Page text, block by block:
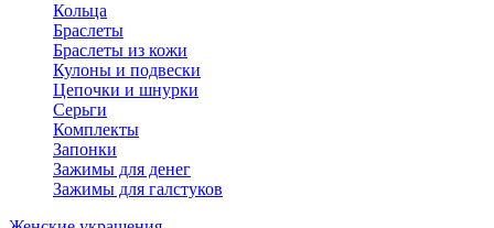
Кольца
Браслеты
Браслеты из кожи
Кулоны и подвески
Цепочки и шнурки
Серьги
Комплекты
Запонки
Зажимы для денег
Зажимы для галстуков